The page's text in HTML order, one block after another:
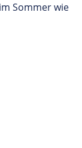
Sommer wie